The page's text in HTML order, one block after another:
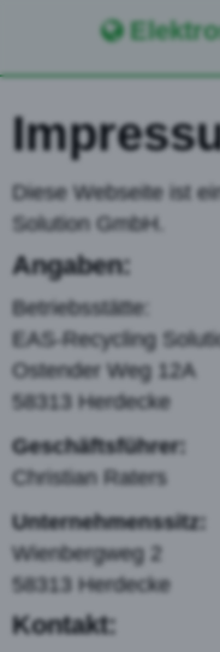
Diese Webseite ist
Solution GmbH.
Angaben:
Betriebsstätte:
EAS-Recycling
Ostender Weg 12A
58313 Herdecke
Geschäftsführer:
Christian Raters
Unternehmenssitz:
Wienbergweg 2
58313 Herdecke
Kontakt: